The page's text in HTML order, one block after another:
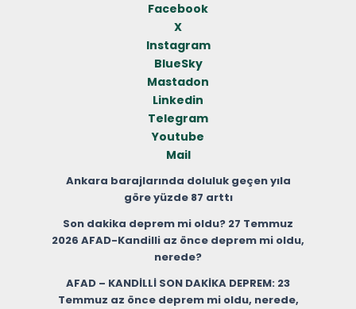
Facebook
X
Instagram
BlueSky
Mastadon
Linkedin
Telegram
Youtube
Mail
Ankara barajlarında doluluk geçen yıla
göre yüzde 87 arttı
Son dakika deprem mi oldu? 27 Temmuz
2026 AFAD-Kandilli az önce deprem mi oldu,
nerede?
AFAD – KANDİLLİ SON DAKİKA DEPREM: 23
Temmuz az önce deprem mi oldu, nerede,